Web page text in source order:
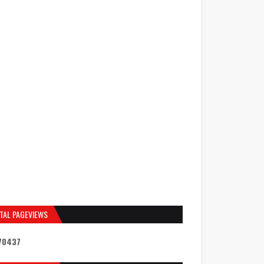
PAGEVIEWS
0437